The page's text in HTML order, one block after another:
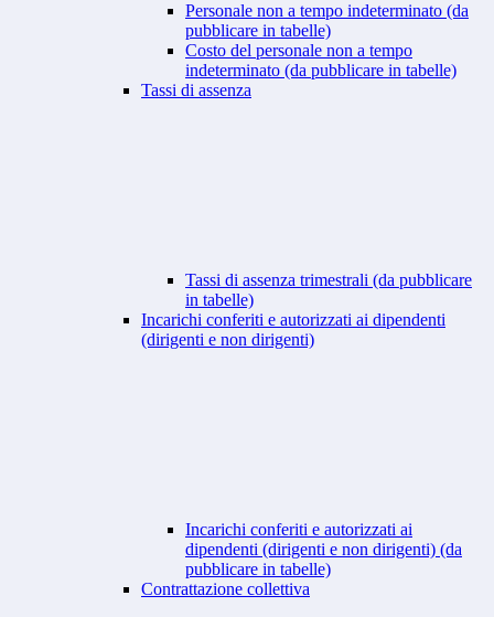
Personale non a tempo indeterminato (da
pubblicare in tabelle)
Costo del personale non a tempo
indeterminato (da pubblicare in tabelle)
Tassi di assenza
Tassi di assenza trimestrali (da pubblicare
in tabelle)
Incarichi conferiti e autorizzati ai dipendenti
(dirigenti e non dirigenti)
Incarichi conferiti e autorizzati ai
dipendenti (dirigenti e non dirigenti) (da
pubblicare in tabelle)
Contrattazione collettiva